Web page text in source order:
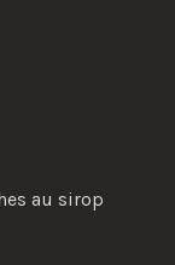
au sirop